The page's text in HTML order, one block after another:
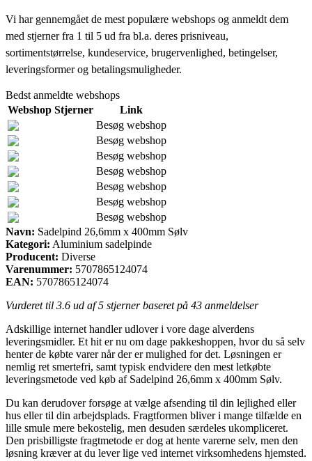
Vi har gennemgået de mest populære webshops og anmeldt dem
med stjerner fra 1 til 5 ud fra bl.a. deres prisniveau,
sortimentstørrelse, kundeservice, brugervenlighed, betingelser,
leveringsformer og betalingsmuligheder.
Bedst anmeldte webshops
Webshop Stjerner
Link
Besøg webshop
Besøg webshop
Besøg webshop
Besøg webshop
Besøg webshop
Besøg webshop
Besøg webshop
Navn: Sadelpind 26,6mm x 400mm Sølv
Kategori: Aluminium sadelpinde
Producent: Diverse
Varenummer: 5707865124074
EAN: 5707865124074
Vurderet til 3.6 ud af 5 stjerner baseret på 43 anmeldelser
Adskillige internet handler udlover i vore dage alverdens
leveringsmidler. Et hit er nu om dage pakkeshoppen, hvor du så selv
henter de købte varer når der er mulighed for det. Løsningen er
nemlig ret smertefri, samt typisk endvidere den mest letkøbte
leveringsmetode ved køb af Sadelpind 26,6mm x 400mm Sølv.
Du kan derudover forsøge at vælge afsending til din lejlighed eller
hus eller til din arbejdsplads. Fragtformen bliver i mange tilfælde en
lille smule mere bekostelig, men desuden særdeles ukompliceret.
Den prisbilligste fragtmetode er dog at hente varerne selv, men den
løsning kræver at du lever lige ved internet virksomhedens hjemsted.